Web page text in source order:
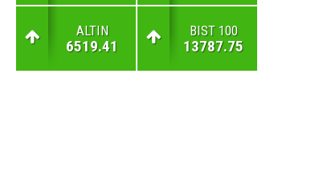
ALTIN
6519.41
BIST 100
13787.75